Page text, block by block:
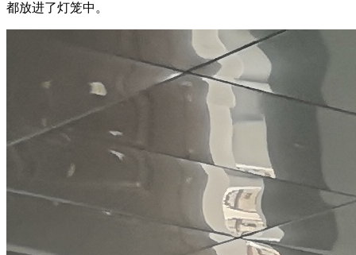
都放进了灯笼中。